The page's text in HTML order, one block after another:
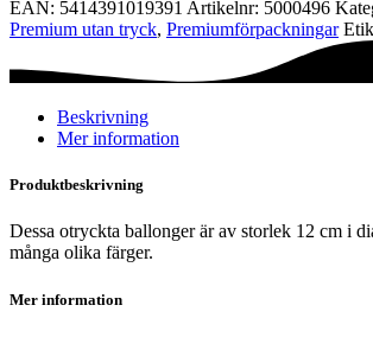
-
Night
pastel
mängd
EAN: 5414391019391 Artikelnr: 5000496
Premium utan tryck, Premium­förpackningar
Beskrivning
Mer information
Produktbeskrivning
Dessa otryckta ballonger är av storlek 12 cm i
många olika färger.
Mer information